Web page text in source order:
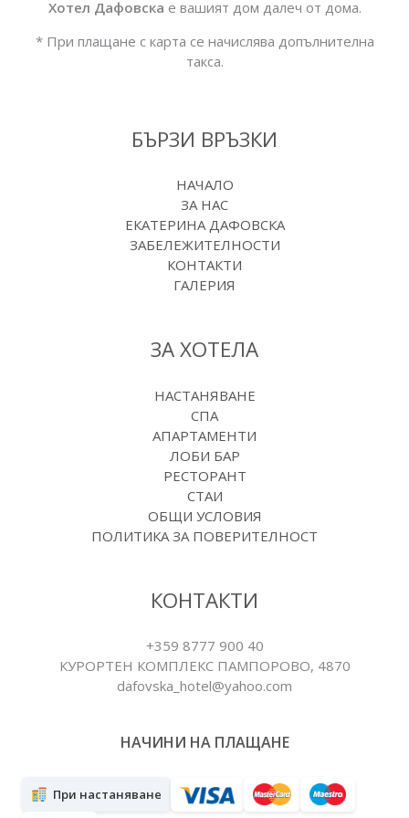
Хотел Дафовска е вашият дом далеч от дома.
* При плащане с карта се начислява допълнителна
такса.
БЪРЗИ ВРЪЗКИ
НАЧАЛО
ЗА НАС
ЕКАТЕРИНА ДАФОВСКА
ЗАБЕЛЕЖИТЕЛНОСТИ
КОНТАКТИ
ГАЛЕРИЯ
ЗА ХОТЕЛА
НАСТАНЯВАНЕ
СПА
АПАРТАМЕНТИ
ЛОБИ БАР
РЕСТОРАНТ
СТАИ
ОБЩИ УСЛОВИЯ
ПОЛИТИКА ЗА ПОВЕРИТЕЛНОСТ
КОНТАКТИ
+359 8777 900 40
КУРОРТЕН КОМПЛЕКС ПАМПОРОВO, 4870
dafovska_hotel@yahoo.com
НАЧИНИ НА ПЛАЩАНЕ
При настаняване